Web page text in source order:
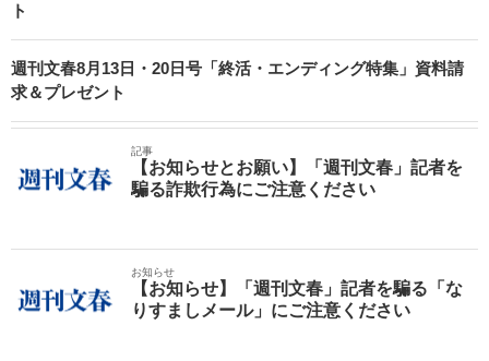
ト
週刊文春8月13日・20日号「終活・エンディング特集」資料請
求＆プレゼント
記事
【お知らせとお願い】「週刊文春」記者を
騙る詐欺行為にご注意ください
お知らせ
【お知らせ】「週刊文春」記者を騙る「な
りすましメール」にご注意ください